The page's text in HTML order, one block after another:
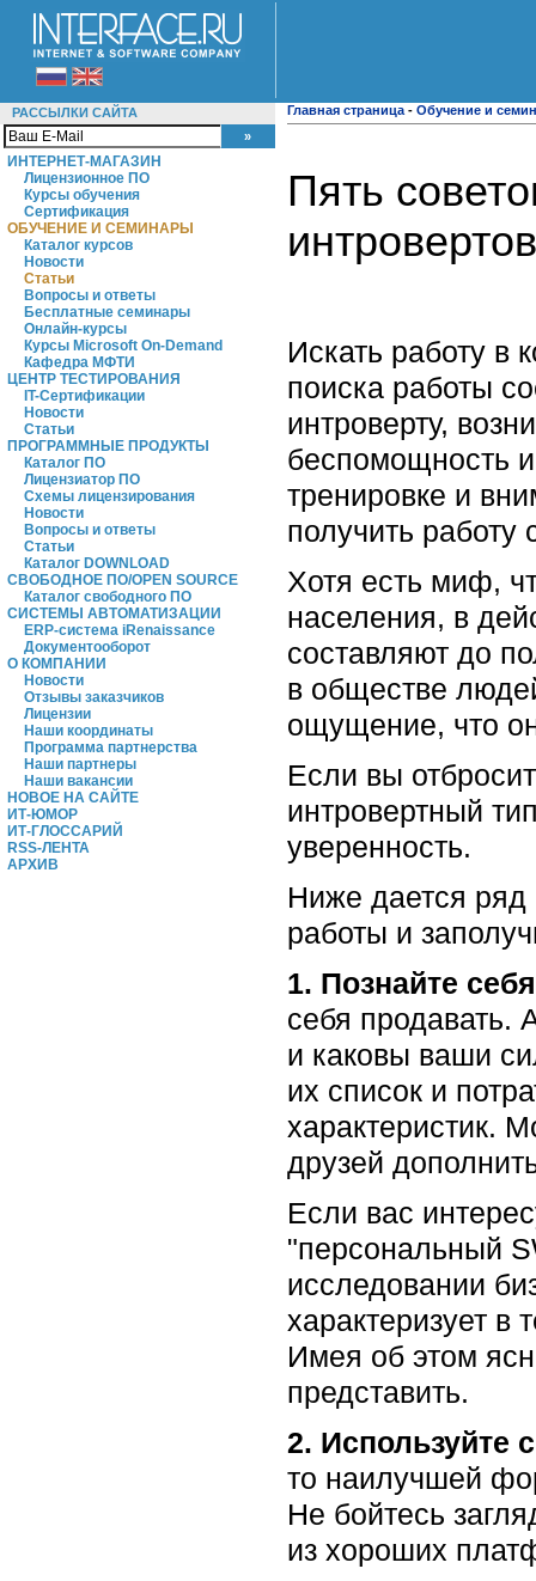
РАССЫЛКИ САЙТА
ИНТЕРНЕТ-МАГАЗИН
Лицензионное ПО
Курсы обучения
Сертификация
ОБУЧЕНИЕ И СЕМИНАРЫ
Каталог курсов
Новости
Статьи
Вопросы и ответы
Бесплатные семинары
Онлайн-курсы
Курсы Microsoft On-Demand
Кафедра МФТИ
ЦЕНТР ТЕСТИРОВАНИЯ
IT-Сертификации
Новости
Статьи
ПРОГРАММНЫЕ ПРОДУКТЫ
Каталог ПО
Лицензиатор ПО
Схемы лицензирования
Новости
Вопросы и ответы
Статьи
Каталог DOWNLOAD
СВОБОДНОЕ ПО/OPEN SOURCE
Каталог свободного ПО
СИСТЕМЫ АВТОМАТИЗАЦИИ
ERP-система iRenaissance
Документооборот
О КОМПАНИИ
Новости
Отзывы заказчиков
Лицензии
Наши координаты
Программа партнерства
Наши партнеры
Наши вакансии
НОВОЕ НА САЙТЕ
ИТ-ЮМОР
ИТ-ГЛОССАРИЙ
RSS-ЛЕНТА
АРХИВ
Главная страница - Обучение и
Пять
интровертов
Искать работу в
поиска работы
интроверту,
беспомощность
тренировке и
получить работу
Хотя есть миф,
населения, в
составляют до
в обществе
ощущение, что
Если вы
интровертный
уверенность.
Ниже дается ряд
работы и
1. Познайте
себя продавать.
и каковы ваши
их список и
характеристик.
друзей
Если вас
"персональный
исследовании
характеризует в
Имея об этом
представить.
2. Используйте
то наилучшей
Не бойтесь
из хороших